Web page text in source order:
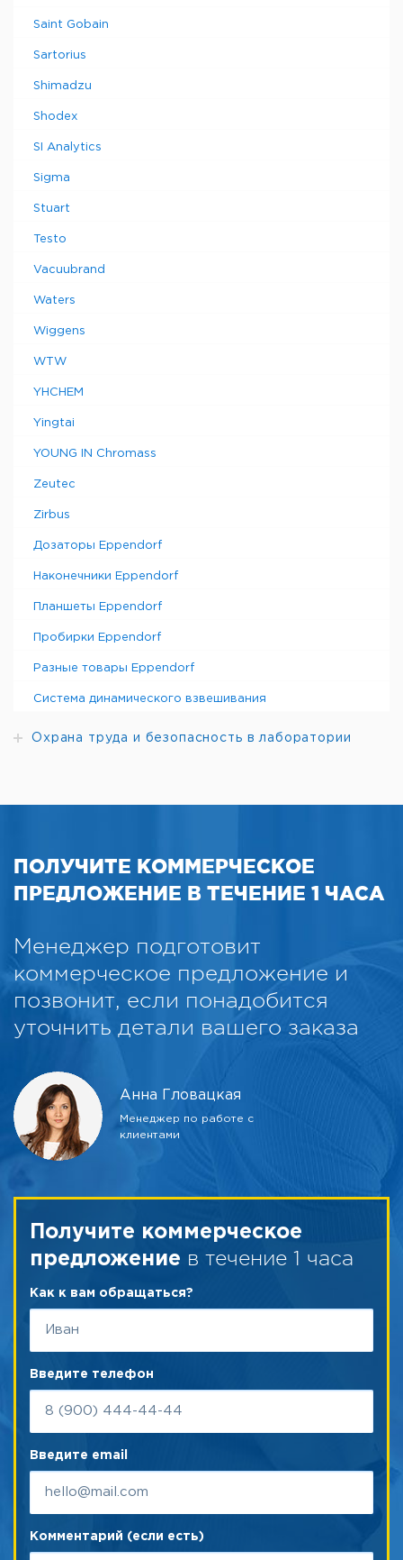
Saint Gobain
Sartorius
Shimadzu
Shodex
SI Analytics
Sigma
Stuart
Testo
Vacuubrand
Waters
Wiggens
WTW
YHCHEM
Yingtai
YOUNG IN Chromass
Zeutec
Zirbus
Дозаторы Eppendorf
Наконечники Eppendorf
Планшеты Eppendorf
Пробирки Eppendorf
Разные товары Eppendorf
Система динамического взвешивания
Охрана труда и безопасность в лаборатории
ПОЛУЧИТЕ КОММЕРЧЕСКОЕ
ПРЕДЛОЖЕНИЕ В ТЕЧЕНИЕ 1 ЧАСА
Менеджер подготовит
коммерческое предложение и
позвонит, если понадобится
уточнить детали вашего заказа
Анна Гловацкая
Менеджер по работе с
клиентами
Получите коммерческое
предложение в течение 1 часа
Как к вам обращаться?
Введите телефон
Введите email
Комментарий (если есть)